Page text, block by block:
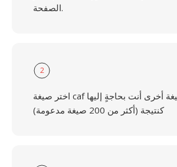
الصفحة.
2
اختر صيغة caf أو أية صيغة أخرى أنت بحاجةٍ إليها
كنتيجة (أكثر من 200 صيغة مدعومة)